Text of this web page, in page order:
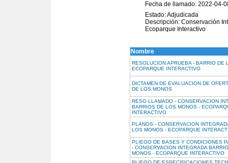
Fecha de llamado: 2022-04-
Estado: Adjudicada
Descripción: Conservación
Ecoparque Interactivo
Nombre
RESOLUCION APRUEBA - BARRIO DE
ECOPARQUE INTERACTIVO
DICTAMEN DE EVALUACION DE
DE LOS MONOS
RESO LLAMADO - CONSERVACION
BARRIOS DE LOS MONOS -
INTERACTIVO
PLANOS - CONSERVACION
LOS MONOS - ECOPARQUE
PLIEGO DE BASES Y CONDICIONES
- CONSERVACION INTEGRADA
MONOS - ECOPARQUE INTERACTIVO